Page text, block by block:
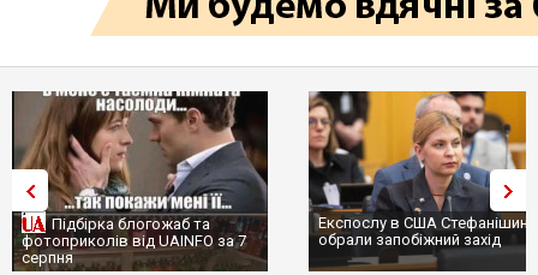
Підбірка блогожаб та
фотоприколів від UAINFO за 7
серпня
Експослу в США
обрали запобіжний захід